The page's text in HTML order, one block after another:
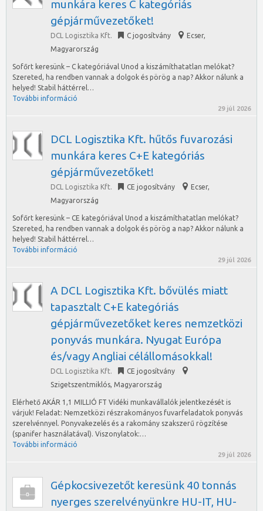
munkára keres C kategóriás
gépjárművezetőket!
DCL Logisztika Kft. C jogosítvány Ecser,
Magyarország
Sofőrt keresünk – C kategóriával Unod a kiszámíthatatlan melókat?
Szereted, ha rendben vannak a dolgok és pörög a nap? Akkor nálunk a
helyed! Stabil háttérrel…
További információ
29 júl 2026
DCL Logisztika Kft. hűtős fuvarozási
munkára keres C+E kategóriás
gépjárművezetőket!
DCL Logisztika Kft. CE jogosítvány Ecser,
Magyarország
Sofőrt keresünk – CE kategóriával Unod a kiszámíthatatlan melókat?
Szereted, ha rendben vannak a dolgok és pörög a nap? Akkor nálunk a
helyed! Stabil háttérrel…
További információ
29 júl 2026
A DCL Logisztika Kft. bővülés miatt
tapasztalt C+E kategóriás
gépjárművezetőket keres nemzetközi
ponyvás munkára. Nyugat Európa
és/vagy Angliai célállomásokkal!
DCL Logisztika Kft.
CE jogosítvány
Szigetszentmiklós, Magyarország
Elérhető AKÁR 1,1 MILLIÓ FT Vidéki munkavállalók jelentkezését is
várjuk! Feladat: Nemzetközi részrakományos fuvarfeladatok ponyvás
szerelvénnyel. Ponyvakezelés és a rakomány szakszerű rögzítése
(spanifer használatával). Viszonylatok:…
További információ
29 júl 2026
Gépkocsivezetőt keresünk 40 tonnás
nyerges szerelvényünkre HU-IT, HU-